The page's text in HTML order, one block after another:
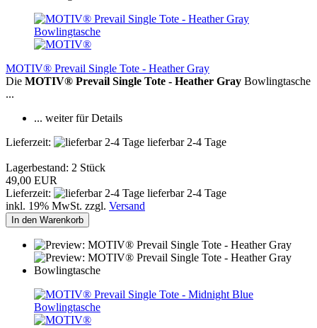
MOTIV® Prevail Single Tote - Heather Gray
Die MOTIV® Prevail Single Tote - Heather Gray Bowlingtasche
...
... weiter für Details
Lieferzeit:
lieferbar 2-4 Tage
Lagerbestand: 2 Stück
49,00 EUR
Lieferzeit:
lieferbar 2-4 Tage
inkl. 19% MwSt. zzgl. Versand
In den Warenkorb